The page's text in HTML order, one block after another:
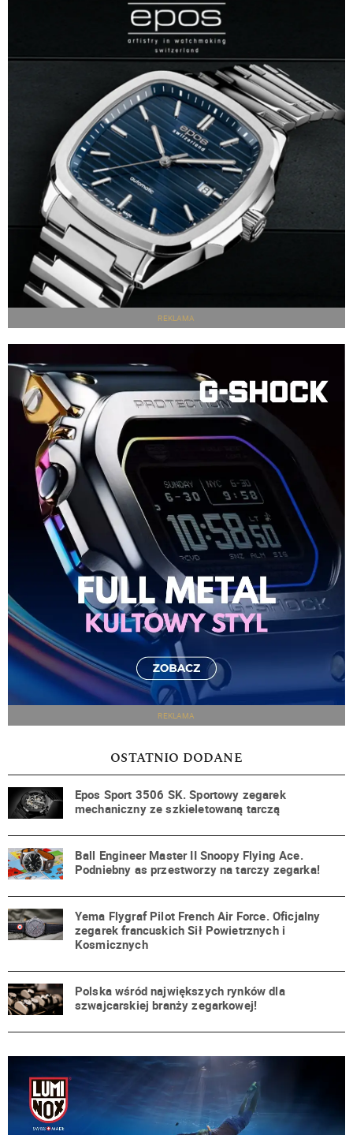
REKLAMA
REKLAMA
OSTATNIO DODANE
Epos Sport 3506 SK. Sportowy zegarek
mechaniczny ze szkieletowaną tarczą
Ball Engineer Master II Snoopy Flying Ace.
Podniebny as przestworzy na tarczy zegarka!
Yema Flygraf Pilot French Air Force. Oficjalny
zegarek francuskich Sił Powietrznych i
Kosmicznych
Polska wśród największych rynków dla
szwajcarskiej branży zegarkowej!